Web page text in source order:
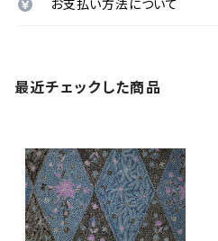
お支払い方法について
最近チェックした商品